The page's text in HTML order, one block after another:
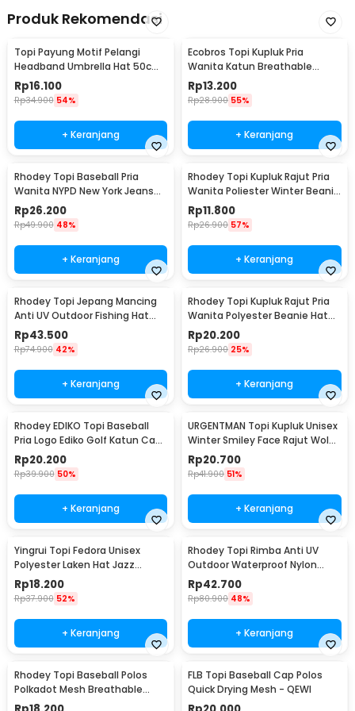
Produk Rekomendasi
Topi Payung Motif Pelangi
Headband Umbrella Hat 50cm
- W655
Rp16.100
Rp34.900 54%
+ Keranjang
Ecobros Topi Kupluk Pria
Wanita Katun Breathable
Winter Beanie Hat - EC001
Rp13.200
Rp28.900 55%
+ Keranjang
Rhodey Topi Baseball Pria
Wanita NYPD New York Jeans
Polyester Cap - S8R
Rp26.200
Rp49.900 48%
+ Keranjang
Rhodey Topi Kupluk Rajut Pria
Wanita Poliester Winter Beanie
Hat - R54
Rp11.800
Rp26.900 57%
+ Keranjang
Rhodey Topi Jepang Mancing
Anti UV Outdoor Fishing Hat
Nylon - MH011
Rp43.500
Rp74.900 42%
+ Keranjang
Rhodey Topi Kupluk Rajut Pria
Wanita Polyester Beanie Hat
Winter - EC002
Rp20.200
Rp26.900 25%
+ Keranjang
Rhodey EDIKO Topi Baseball
Pria Logo Ediko Golf Katun Cap
Long Visor - RB68
Rp20.200
Rp39.900 50%
+ Keranjang
URGENTMAN Topi Kupluk Unisex
Winter Smiley Face Rajut Wol
Beanie Hat - NM-DS01
Rp20.700
Rp41.900 51%
+ Keranjang
Yingrui Topi Fedora Unisex
Polyester Laken Hat Jazz
Classic Vintage - M-58
Rp18.200
Rp37.900 52%
+ Keranjang
Rhodey Topi Rimba Anti UV
Outdoor Waterproof Nylon
Boonie Hat - AFS5
Rp42.700
Rp80.900 48%
+ Keranjang
Rhodey Topi Baseball Polos
Polkadot Mesh Breathable
Katun Poliester - MZ237
FLB Topi Baseball Cap Polos
Quick Drying Mesh - QEWI